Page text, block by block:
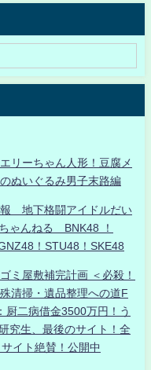
リーちゃん人形！豆腐メ
ぬいぐるみ男子末路編
地下格闘アイドルだい
ゃんねる BNK48 ！
！STU48！SKE48
ミ屋敷補完計画 ＜必殺！
清掃・遺品整理への道F
厨二病借金3500万円！う
究生、最後のサイト！全
イト絶賛！公開中